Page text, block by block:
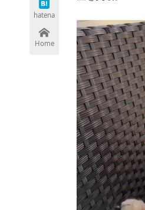
hatena
Home